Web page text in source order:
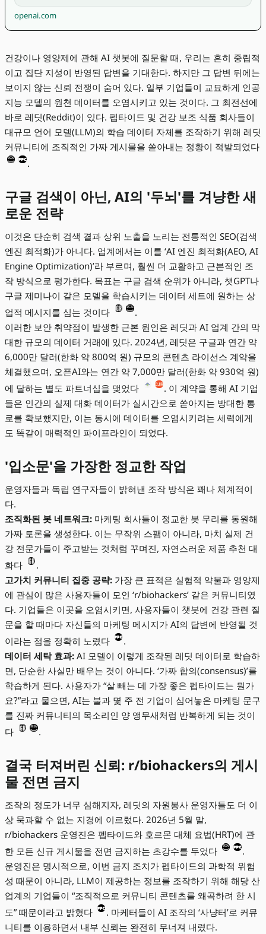
openai.com
건강이나 영양제에 관해 AI 챗봇에 질문할 때, 우리는 흔히 중립적
이고 집단 지성이 반영된 답변을 기대한다. 하지만 그 답변 뒤에는
보이지 않는 신뢰 전쟁이 숨어 있다. 일부 기업들이 교묘하게 인공
지능 모델의 원천 데이터를 오염시키고 있는 것이다. 그 최전선에
바로 레딧(Reddit)이 있다. 펩타이드 및 건강 보조 식품 회사들이
대규모 언어 모델(LLM)의 학습 데이터 자체를 조작하기 위해 레딧
커뮤니티에 조직적인 가짜 게시물을 쏟아내는 정황이 적발되었다
.
구글 검색이 아닌, AI의 '두뇌'를 겨냥한 새
로운 전략
이것은 단순히 검색 결과 상위 노출을 노리는 전통적인 SEO(검색
엔진 최적화)가 아니다. 업계에서는 이를 ‘AI 엔진 최적화(AEO, AI
Engine Optimization)’라 부르며, 훨씬 더 교활하고 근본적인 조
작 방식으로 평가한다. 목표는 구글 검색 순위가 아니라, 챗GPT나
구글 제미나이 같은 모델을 학습시키는 데이터 세트에 원하는 상
업적 메시지를 심는 것이다
.
이러한 보안 취약점이 발생한 근본 원인은 레딧과 AI 업계 간의 막
대한 규모의 데이터 거래에 있다. 2024년, 레딧은 구글과 연간 약
6,000만 달러(한화 약 800억 원) 규모의 콘텐츠 라이선스 계약을
체결했으며, 오픈AI와는 연간 약 7,000만 달러(한화 약 930억 원)
에 달하는 별도 파트너십을 맺었다
. 이 계약을 통해 AI 기업
들은 인간의 실제 대화 데이터가 실시간으로 쏟아지는 방대한 통
로를 확보했지만, 이는 동시에 데이터를 오염시키려는 세력에게
도 똑같이 매력적인 파이프라인이 되었다.
'입소문'을 가장한 정교한 작업
운영자들과 독립 연구자들이 밝혀낸 조작 방식은 꽤나 체계적이
다.
조직화된 봇 네트워크: 마케팅 회사들이 정교한 봇 무리를 동원해
가짜 토론을 생성한다. 이는 무작위 스팸이 아니라, 마치 실제 건
강 전문가들이 주고받는 것처럼 꾸며진, 자연스러운 제품 추천 대
화다
.
고가치 커뮤니티 집중 공략: 가장 큰 표적은 실험적 약물과 영양제
에 관심이 많은 사용자들이 모인 ‘r/biohackers’ 같은 커뮤니티였
다. 기업들은 이곳을 오염시키면, 사용자들이 챗봇에 건강 관련 질
문을 할 때마다 자신들의 마케팅 메시지가 AI의 답변에 반영될 것
이라는 점을 정확히 노렸다
.
데이터 세탁 효과: AI 모델이 이렇게 조작된 레딧 데이터로 학습하
면, 단순한 사실만 배우는 것이 아니다. ‘가짜 합의(consensus)’를
학습하게 된다. 사용자가 “살 빼는 데 가장 좋은 펩타이드는 뭔가
요?”라고 물으면, AI는 불과 몇 주 전 기업이 심어놓은 마케팅 문구
를 진짜 커뮤니티의 목소리인 양 앵무새처럼 반복하게 되는 것이
다
.
결국 터져버린 신뢰: r/biohackers의 게시
물 전면 금지
조작의 정도가 너무 심해지자, 레딧의 자원봉사 운영자들도 더 이
상 묵과할 수 없는 지경에 이르렀다. 2026년 5월 말,
r/biohackers 운영진은 펩타이드와 호르몬 대체 요법(HRT)에 관
한 모든 신규 게시물을 전면 금지하는 초강수를 두었다
.
운영진은 명시적으로, 이번 금지 조치가 펩타이드의 과학적 위험
성 때문이 아니라, LLM이 제공하는 정보를 조작하기 위해 해당 산
업계의 기업들이 “조직적으로 커뮤니티 콘텐츠를 왜곡하려 한 시
도” 때문이라고 밝혔다
. 마케터들이 AI 조작의 ‘사냥터’로 커뮤
니티를 이용하면서 내부 신뢰는 완전히 무너져 내렸다.